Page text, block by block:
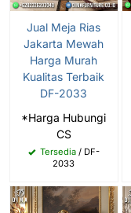
Jual Meja Rias
Jakarta Mewah
Harga Murah
Kualitas Terbaik
DF-2033
*Harga Hubungi
CS
Tersedia/ DF-
2033